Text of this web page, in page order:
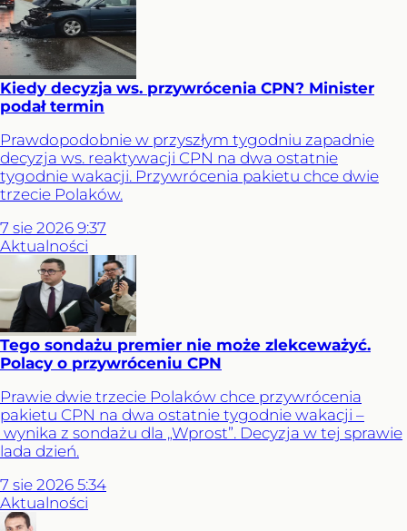
Kiedy decyzja ws. przywrócenia CPN? Minister
podał termin
Prawdopodobnie w przyszłym tygodniu zapadnie
decyzja ws. reaktywacji CPN na dwa ostatnie
tygodnie wakacji. Przywrócenia pakietu chce dwie
trzecie Polaków.
7 sie 2026 9:37
Aktualności
Tego sondażu premier nie może zlekceważyć.
Polacy o przywróceniu CPN
Prawie dwie trzecie Polaków chce przywrócenia
pakietu CPN na dwa ostatnie tygodnie wakacji –
wynika z sondażu dla „Wprost”. Decyzja w tej sprawie
lada dzień.
7 sie 2026 5:34
Aktualności